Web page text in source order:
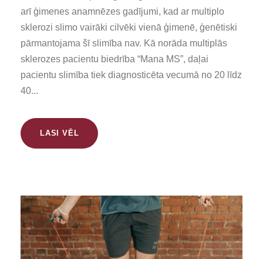
arī ģimenes anamnēzes gadījumi, kad ar multiplo
sklerozi slimo vairāki cilvēki vienā ģimenē, ģenētiski
pārmantojama šī slimība nav. Kā norāda multiplās
sklerozes pacientu biedrība “Mana MS”, daļai
pacientu slimība tiek diagnosticēta vecumā no 20 līdz
40...
LASI VĒL